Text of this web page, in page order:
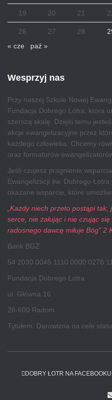
19 20 21
26 27 28
« cze
paź »
Wesprzyj nas
Przy naszej Szkole Nowej
Fundacja Dobrego Łotra, która
szerszą skalę. Dzięki temu
akcje ewangelizacyjne przez
każdego człowieka. Chcemy
oraz formatorów
Jeśli czujesz pragnienie wsparcia
Ewangelizacji św. Dobrego
okazane wsparcie, które
„Każdy niech przeto postąpi
serce, nie żałując i nie czując
radosnego dawcę miłuje Bóg” 2
Bank BGŻ
54 2030 0045 1110 0000 0278
Fundacja Dobrego Łotra
ul. Główna 16
26-600 Radom
Tytułem: Darowizna na cele
DOBRY ŁOTR NA FACEBOOKU